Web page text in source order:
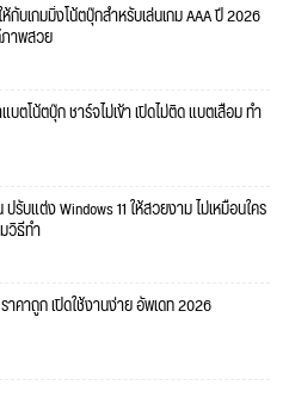
กับเกมมิ่งโน้ตบุ๊กสำหรับเล่นเกม AAA ปี 2026
ภาพสวย
โน้ตบุ๊ก ชาร์จไม่เข้า เปิดไม่ติด แบตเสื่อม ทำ
รับแต่ง Windows 11 ให้สวยงาม ไม่เหมือนใคร
วิธีทำ
คาถูก เปิดใช้งานง่าย อัพเดท 2026